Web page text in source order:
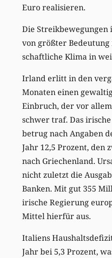
Euro realisieren.
Die Streikbewegungen
von größter
schaftliche Klima in
Irland erlitt in den
Monaten einen
Einbruch, der vor
schwer traf. Das
betrug nach Angaben
Jahr 12,5 Prozent, den
nach Griechenland.
nicht zuletzt die
Banken. Mit gut 355
irische Regierung
Mittel hierfür aus.
Italiens
Jahr bei 5,3 Prozent,